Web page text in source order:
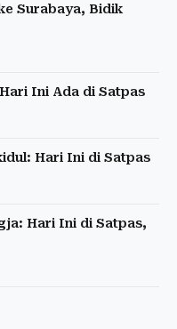
Surabaya, Bidik
Ini Ada di Satpas
Hari Ini di Satpas
Hari Ini di Satpas,